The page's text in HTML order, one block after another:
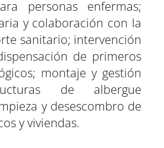
personas enfermas;
y colaboración con la
sanitario; intervención
de primeros
montaje y gestión
de albergue
y desescombro de
y viviendas.